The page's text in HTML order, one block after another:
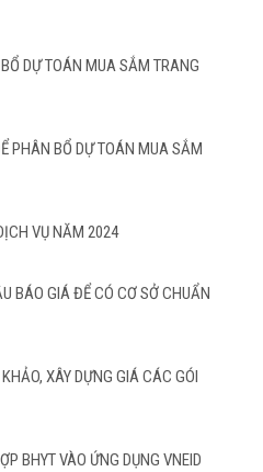
DỰ TOÁN MUA SẮM TRANG
PHÂN BỔ DỰ TOÁN MUA SẮM
VỤ NĂM 2024
BÁO GIÁ ĐỂ CÓ CƠ SỞ CHUẨN
XÂY DỰNG GIÁ CÁC GÓI
BHYT VÀO ỨNG DỤNG VNEID